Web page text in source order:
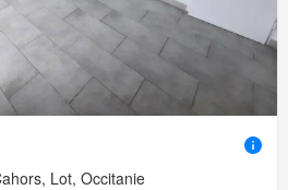
Lot, Occitanie